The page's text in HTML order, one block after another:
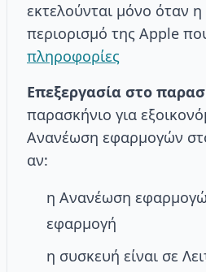
εκτελούνται μόνο όταν
περιορισμό της Apple
πληροφορίες
Επεξεργασία στο
παρασκήνιο για
Ανανέωση εφαρμογών
αν:
η Ανανέωση
εφαρμογή
η συσκευή είναι σε